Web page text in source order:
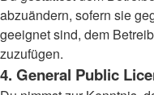
abzuändern, sofern sie
geeignet sind, dem
zuzufügen.
4. General Public